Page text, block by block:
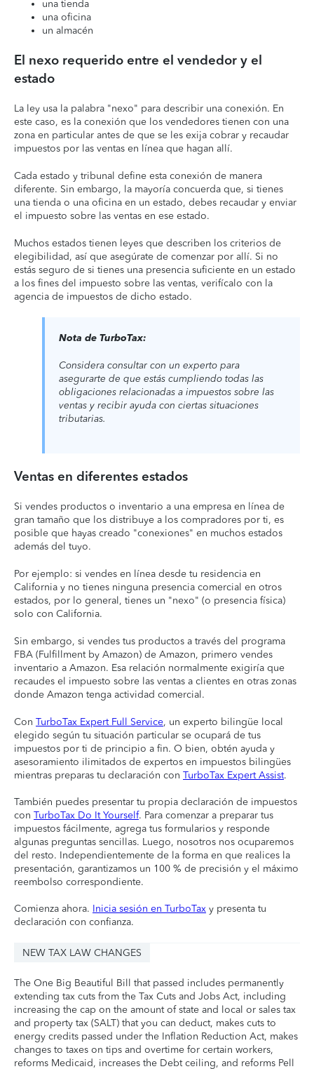
una tienda
una oficina
un almacén
El nexo requerido entre el vendedor y el
estado
La ley usa la palabra "nexo" para describir una conexión. En
este caso, es la conexión que los vendedores tienen con una
zona en particular antes de que se les exija cobrar y recaudar
impuestos por las ventas en línea que hagan allí.
Cada estado y tribunal define esta conexión de manera
diferente. Sin embargo, la mayoría concuerda que, si tienes
una tienda o una oficina en un estado, debes recaudar y enviar
el impuesto sobre las ventas en ese estado.
Muchos estados tienen leyes que describen los criterios de
elegibilidad, así que asegúrate de comenzar por allí. Si no
estás seguro de si tienes una presencia suficiente en un estado
a los fines del impuesto sobre las ventas, verifícalo con la
agencia de impuestos de dicho estado.
Nota de TurboTax:
Considera consultar con un experto para
asegurarte de que estás cumpliendo todas las
obligaciones relacionadas a impuestos sobre las
ventas y recibir ayuda con ciertas situaciones
tributarias.
Ventas en diferentes estados
Si vendes productos o inventario a una empresa en línea de
gran tamaño que los distribuye a los compradores por ti, es
posible que hayas creado "conexiones" en muchos estados
además del tuyo.
Por ejemplo: si vendes en línea desde tu residencia en
California y no tienes ninguna presencia comercial en otros
estados, por lo general, tienes un "nexo" (o presencia física)
solo con California.
Sin embargo, si vendes tus productos a través del programa
FBA (Fulfillment by Amazon) de Amazon, primero vendes
inventario a Amazon. Esa relación normalmente exigiría que
recaudes el impuesto sobre las ventas a clientes en otras zonas
donde Amazon tenga actividad comercial.
Con TurboTax Expert Full Service, un experto bilingüe local
elegido según tu situación particular se ocupará de tus
impuestos por ti de principio a fin. O bien, obtén ayuda y
asesoramiento ilimitados de expertos en impuestos bilingües
mientras preparas tu declaración con TurboTax Expert Assist.
También puedes presentar tu propia declaración de impuestos
con TurboTax Do It Yourself. Para comenzar a preparar tus
impuestos fácilmente, agrega tus formularios y responde
algunas preguntas sencillas. Luego, nosotros nos ocuparemos
del resto. Independientemente de la forma en que realices la
presentación, garantizamos un 100 % de precisión y el máximo
reembolso correspondiente.
Comienza ahora. Inicia sesión en TurboTax y presenta tu
declaración con confianza.
NEW TAX LAW CHANGES
The One Big Beautiful Bill that passed includes permanently
extending tax cuts from the Tax Cuts and Jobs Act, including
increasing the cap on the amount of state and local or sales tax
and property tax (SALT) that you can deduct, makes cuts to
energy credits passed under the Inflation Reduction Act, makes
changes to taxes on tips and overtime for certain workers,
reforms Medicaid, increases the Debt ceiling, and reforms Pell